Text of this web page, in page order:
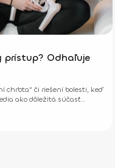
prístup? Odhaľuje
chrbta“ či riešení bolesti, keď
ako dôležitá súčasť
– fyzického aj